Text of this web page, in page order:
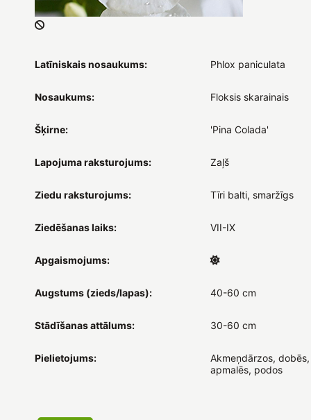
Latīniskais nosaukums: Phlox paniculata
Nosaukums: Floksis skarainais
Šķirne: 'Pina Colada'
Lapojuma raksturojums: Zaļš
Ziedu raksturojums: Tīri balti, smaržīgs
Ziedēšanas laiks: VII-IX
Apgaismojums:
Augstums (zieds/lapas): 40-60 cm
Stādīšanas attālums: 30-60 cm
Pielietojums:
Akmeņdārzos,
apmalēs, podos